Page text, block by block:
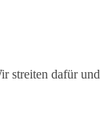
streiten dafür